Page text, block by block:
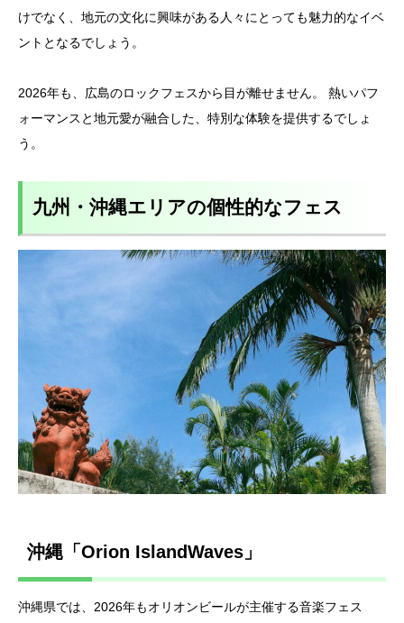
けでなく、地元の文化に興味がある人々にとっても魅力的なイベ
ントとなるでしょう。
2026年も、広島のロックフェスから目が離せません。 熱いパフ
ォーマンスと地元愛が融合した、特別な体験を提供するでしょ
う。
九州・沖縄エリアの個性的なフェス
沖縄「Orion IslandWaves」
沖縄県では、2026年もオリオンビールが主催する音楽フェス